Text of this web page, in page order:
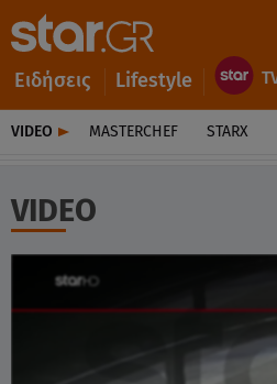
Ειδήσεις Lifestyle
VIDEO MASTERCHEF STARX
VIDEO